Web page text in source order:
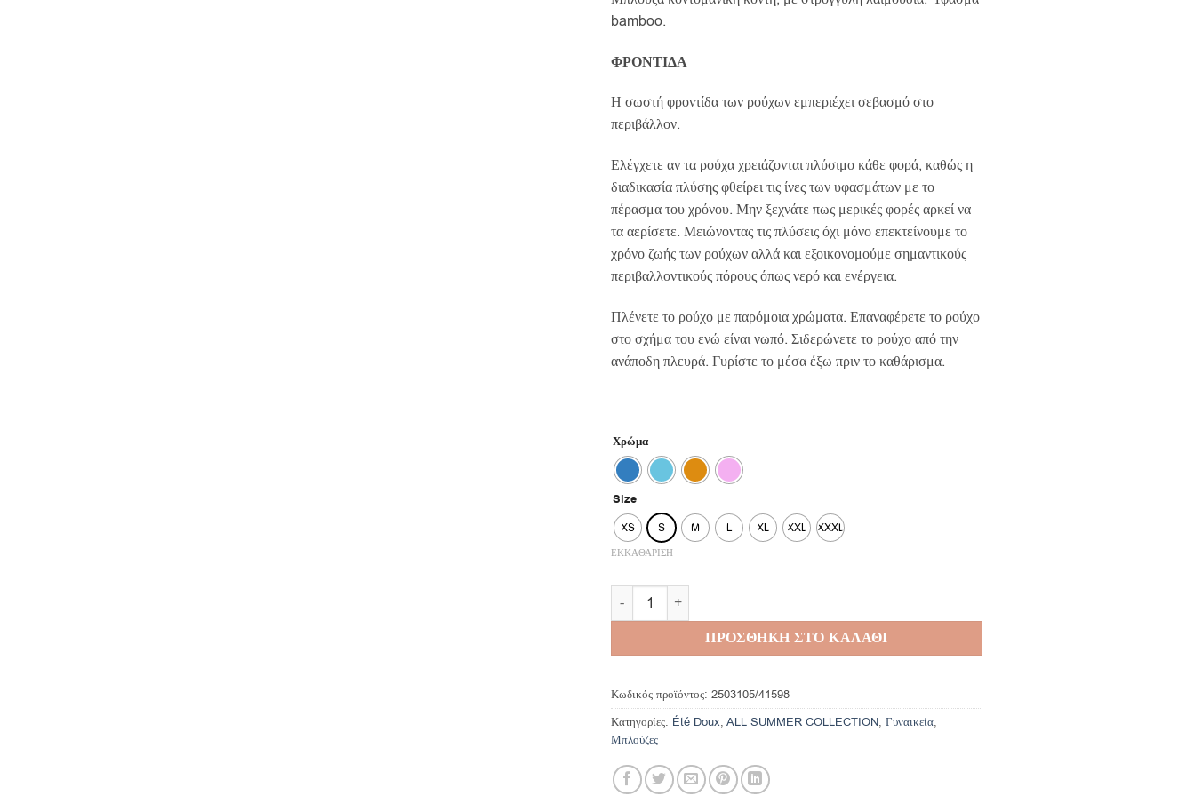
was: τιμή
bamboo.
ΦΡΟΝΤΙΔΑ
Η σωστή φροντίδα των ρούχων εμπεριέχει σεβασμό στο
περιβάλλον.
Ελέγχετε αν τα ρούχα χρειάζονται πλύσιμο κάθε φορά, καθώς η
διαδικασία πλύσης φθείρει τις ίνες των υφασμάτων με το
πέρασμα του χρόνου. Μην ξεχνάτε πως μερικές φορές αρκεί να
τα αερίσετε. Μειώνοντας τις πλύσεις όχι μόνο επεκτείνουμε το
χρόνο ζωής των ρούχων αλλά και εξοικονομούμε σημαντικούς
περιβαλλοντικούς πόρους όπως νερό και ενέργεια.
Πλένετε το ρούχο με παρόμοια χρώματα. Επαναφέρετε το ρούχο
στο σχήμα του ενώ είναι νωπό. Σιδερώνετε το ρούχο από την
ανάποδη πλευρά. Γυρίστε το μέσα έξω πριν το καθάρισμα.
Χρώμα
Size
XS S M L XL XXL XXXL
ΕΚΚΑΘΑΡΙΣΗ
Hali Top ποσότητα
ΠΡΟΣΘΗΚΗ ΣΤΟ ΚΑΛΑΘΙ
Κωδικός προϊόντος: 2503105/41598
Κατηγορίες: Été Doux, ALL SUMMER COLLECTION, Γυναικεία,
Μπλούζες